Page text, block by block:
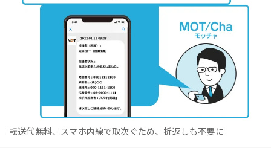
転送代無料、スマホ内線で取次ぐため、折返しも不要に